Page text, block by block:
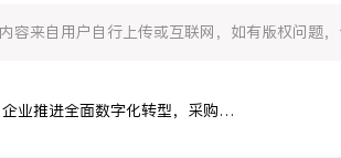
容来自用户自行上传或互联网，如有版权问题
企业推进全面数字化转型，采购供应管理能否借助数字化力量？